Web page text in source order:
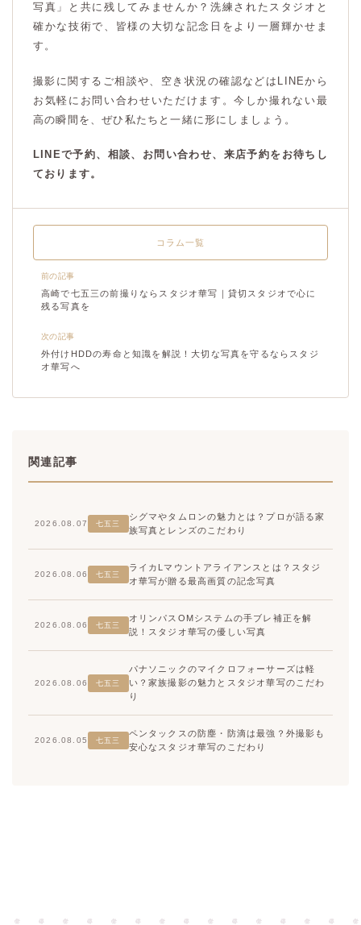
写真」と共に残してみませんか？洗練されたスタジオと
確かな技術で、皆様の大切な記念日をより一層輝かせま
す。
撮影に関するご相談や、空き状況の確認などはLINEから
お気軽にお問い合わせいただけます。今しか撮れない最
高の瞬間を、ぜひ私たちと一緒に形にしましょう。
LINEで予約、相談、お問い合わせ、来店予約をお待ちし
ております。
前の記事
高崎で七五三の前撮りならスタジオ華写｜貸切スタジオで心に
残る写真を
コラム一覧
次の記事
外付けHDDの寿命と知識を解説！大切な写真を守るならスタジ
オ華写へ
関連記事
2026.08.07 七五三
シグマやタムロンの魅力とは？プロが語る家
族写真とレンズのこだわり
2026.08.06 七五三
ライカLマウントアライアンスとは？スタジ
オ華写が贈る最高画質の記念写真
2026.08.06 七五三
オリンパスOMシステムの手ブレ補正を解
説！スタジオ華写の優しい写真
2026.08.06 七五三
パナソニックのマイクロフォーサーズは軽
い？家族撮影の魅力とスタジオ華写のこだわ
り
2026.08.05 七五三
ペンタックスの防塵・防滴は最強？外撮影も
安心なスタジオ華写のこだわり